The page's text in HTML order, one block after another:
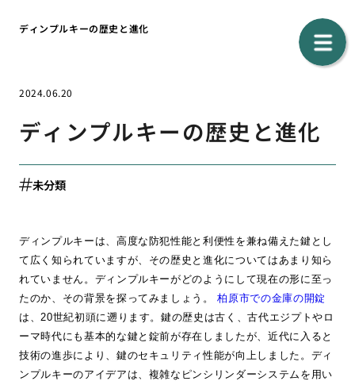
ディンプルキーの歴史と進化
2024.06.20
ディンプルキーの歴史と進化
未分類
ディンプルキーは、高度な防犯性能と利便性を兼ね備えた鍵とし
て広く知られていますが、その歴史と進化についてはあまり知ら
れていません。ディンプルキーがどのようにして現在の形に至っ
たのか、その背景を探ってみましょう。柏原市での金庫の開錠
は、20世紀初頭に遡ります。鍵の歴史は古く、古代エジプトやロ
ーマ時代にも基本的な鍵と錠前が存在しましたが、近代に入ると
技術の進歩により、鍵のセキュリティ性能が向上しました。ディ
ンプルキーのアイデアは、複雑なピンシリンダーシステムを用い